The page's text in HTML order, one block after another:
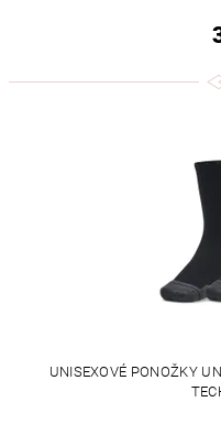
UNISEXOVÉ PONOŽKY